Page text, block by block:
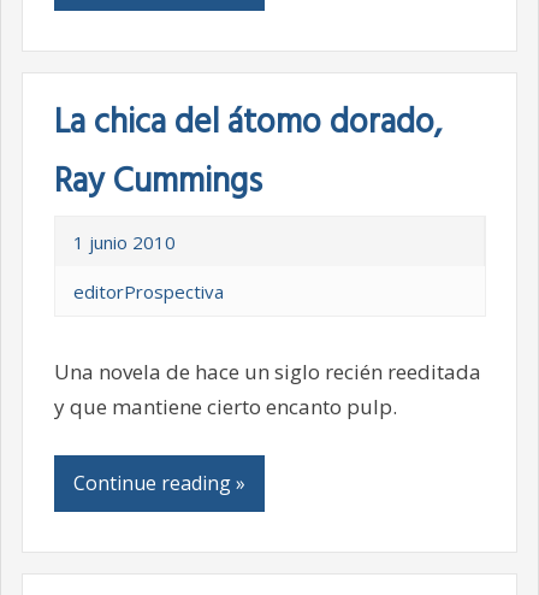
La chica del átomo dorado,
Ray Cummings
1 junio 2010
editorProspectiva
Una novela de hace un siglo recién reeditada
y que mantiene cierto encanto pulp.
Continue reading »